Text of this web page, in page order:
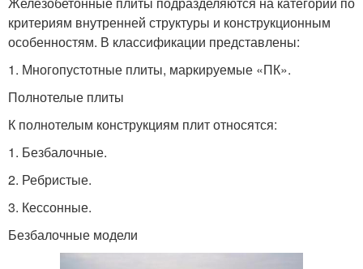
критериям внутренней структуры и конструкционным
особенностям. В классификации представлены:
1. Многопустотные плиты, маркируемые «ПК».
Полнотелые плиты
К полнотелым конструкциям плит относятся:
1. Безбалочные.
2. Ребристые.
3. Кессонные.
Безбалочные модели